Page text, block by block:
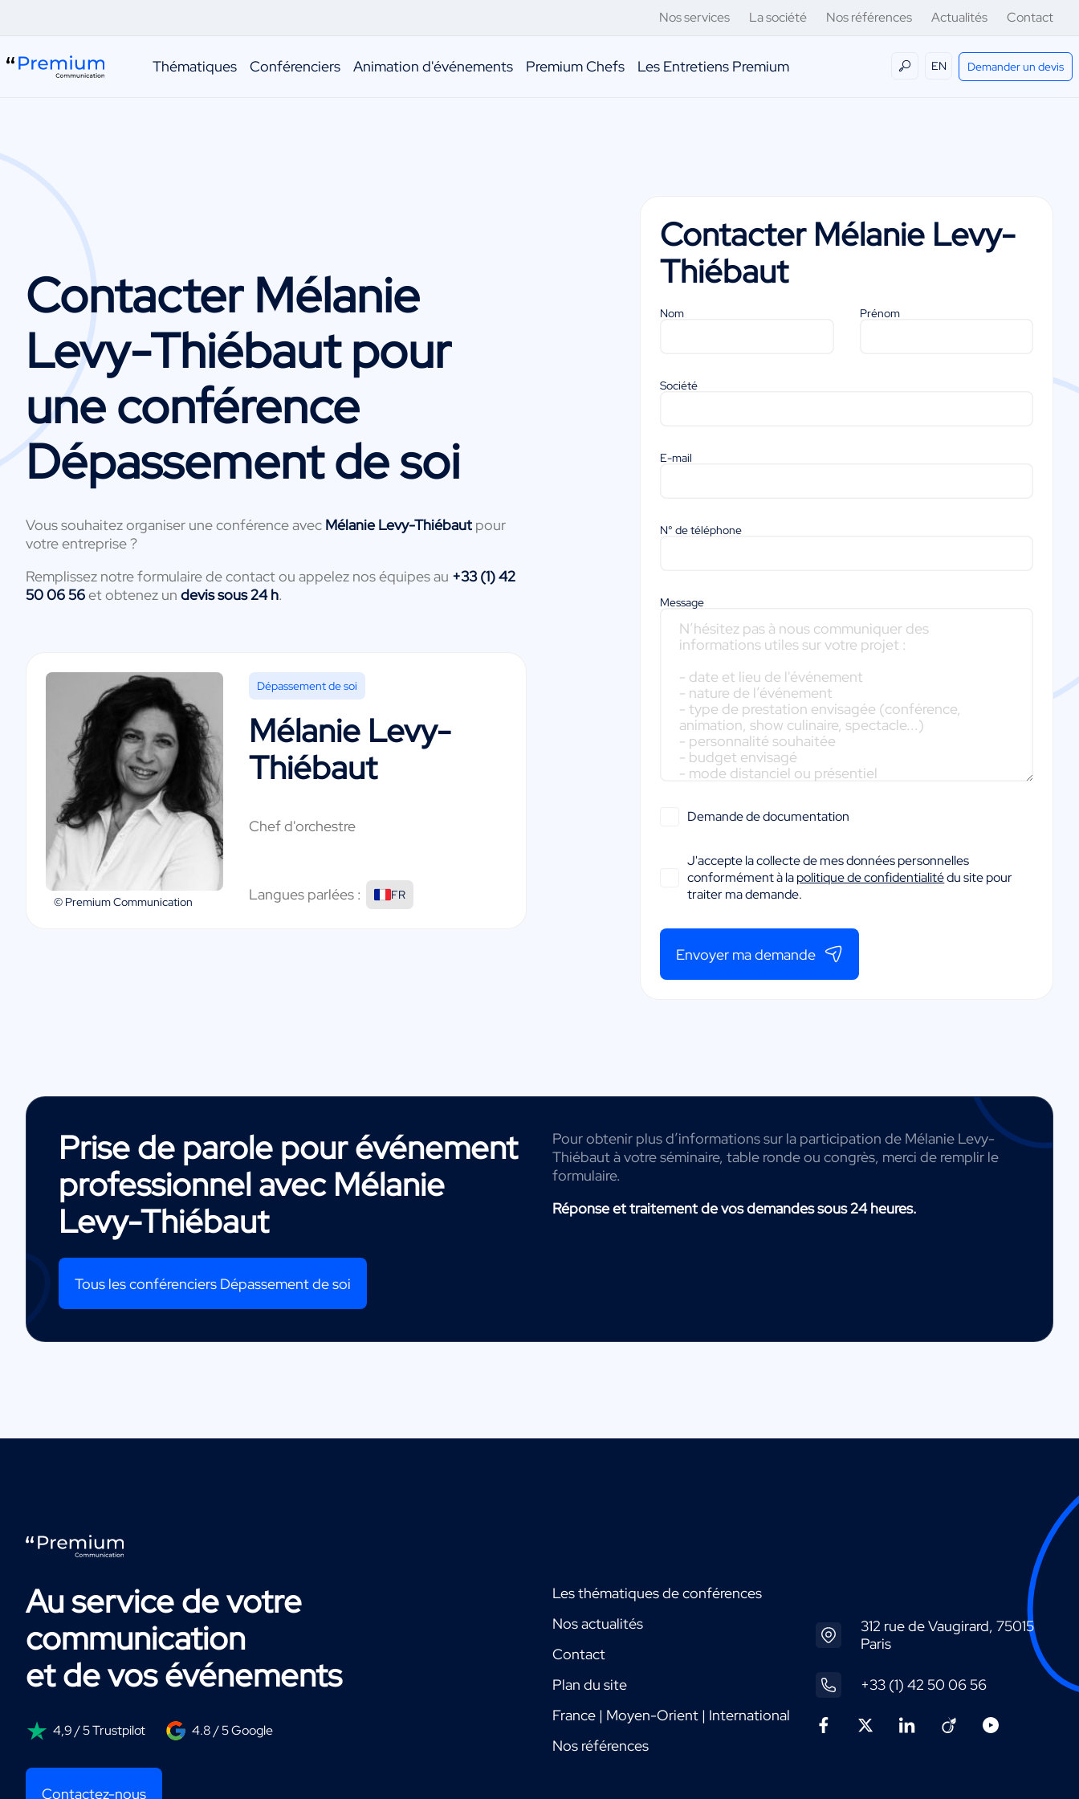
Nos services La société Nos références Actualités Contact
Thématiques Conférenciers Animation d'événements Premium Chefs Les Entretiens Premium EN Demander un devis
Contacter Mélanie
Levy-Thiébautpour
une conférence
Dépassement de soi
Vous souhaitez organiser une conférence avec Mélanie Levy-Thiébaut pour
votre entreprise ?
Remplissez notre formulaire de contact ou appelez nos équipes au +33 (1) 42
50 06 56et obtenez un devis sous 24 h.
© Premium Communication
Dépassement de soi
Mélanie Levy-
Thiébaut
Chef d'orchestre
Langues parlées : FR
Contacter Mélanie Levy-
Thiébaut
Nom Prénom
Société
E-mail
N° de téléphone
Message
Demande de documentation
J'accepte la collecte de mes données personnelles
conformément à lapolitique de confidentialitédu site pour
traiter ma demande.
Envoyer ma demande
Prise de parole pour événement
professionnel avec Mélanie
Levy-Thiébaut
Tous les conférenciers Dépassement de soi
Pour obtenir plus d’informations sur la participation de Mélanie Levy-
Thiébaut à votre séminaire, table ronde ou congrès, merci de remplir le
formulaire.
Réponse et traitement de vos demandes sous 24 heures.
Au service de votre
communication
et de vos événements
4,9 / 5 Trustpilot 4.8 / 5 Google
Contactez-nous
Les thématiques de conférences
Nos actualités
Contact
Plan du site
France | Moyen-Orient | International
Nos références
312 rue de Vaugirard, 75015
Paris
+33 (1) 42 50 06 56